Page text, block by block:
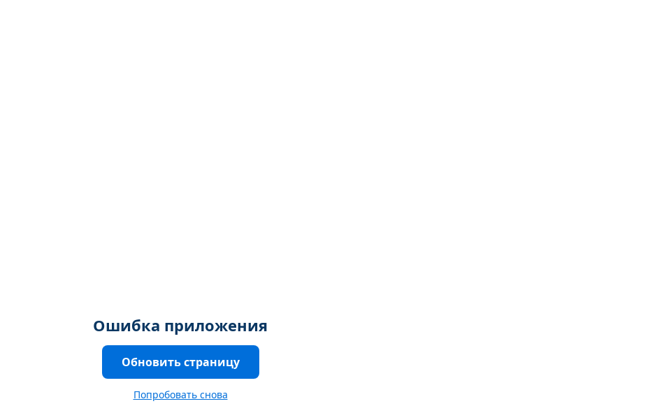
Ошибка приложения
Обновить страницу
Попробовать снова